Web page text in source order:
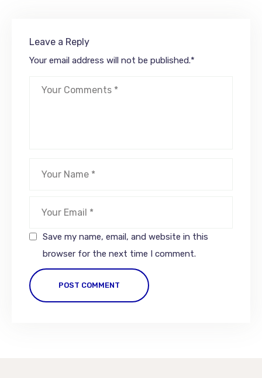
Leave a Reply
Your email address will not be published.*
Save my name, email, and website in this
browser for the next time I comment.
POST COMMENT